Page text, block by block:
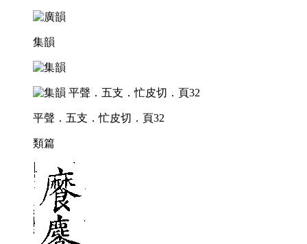
集韻
平聲．五支．忙皮切．頁32
類篇